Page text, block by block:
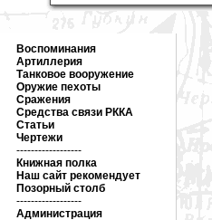
Воспоминания
Артиллерия
Танковое вооружение
Оружие пехоты
Сражения
Средства связи РККА
Статьи
Чертежи
------------------
Книжная полка
Наш сайт рекомендует
Позорный столб
------------------
Администрация